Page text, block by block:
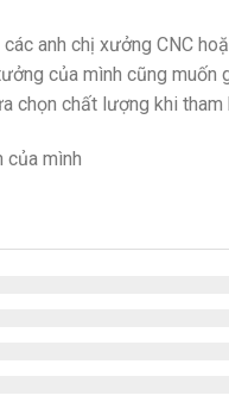
anh chị xưởng CNC
của mình cũng
chọn chất lượng khi tham
của mình